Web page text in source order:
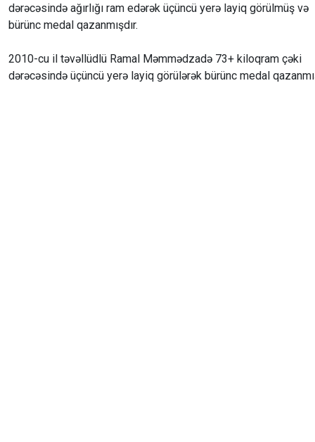
dərəcəsində ağırlığı ram edərək üçüncü yerə layiq görülmüş və
bürünc medal qazanmışdır.
2010-cu il təvəllüdlü Ramal Məmmədzadə 73+ kiloqram çəki
dərəcəsində üçüncü yerə layiq görülərək bürünc medal